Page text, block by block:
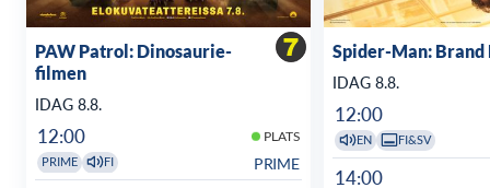
PAW Patrol: Dinosaurie-
filmen
IDAG 8.8.
12:00 PLATS
PRIME FI PRIME
Spider-Man: Brand
IDAG 8.8.
12:00
EN FI&SV
14:00